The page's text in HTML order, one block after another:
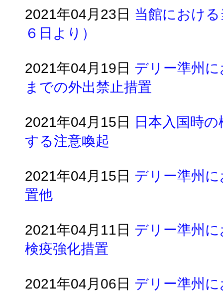
2021年04月23日 当館におけ
６日より）
2021年04月19日 デリー準州
までの外出禁止措置
2021年04月15日
日本入国時
する注意喚起
2021年04月15日 デリー準州
置他
2021年04月11日 デリー準州
検疫強化措置
2021年04月06日 デリー準州